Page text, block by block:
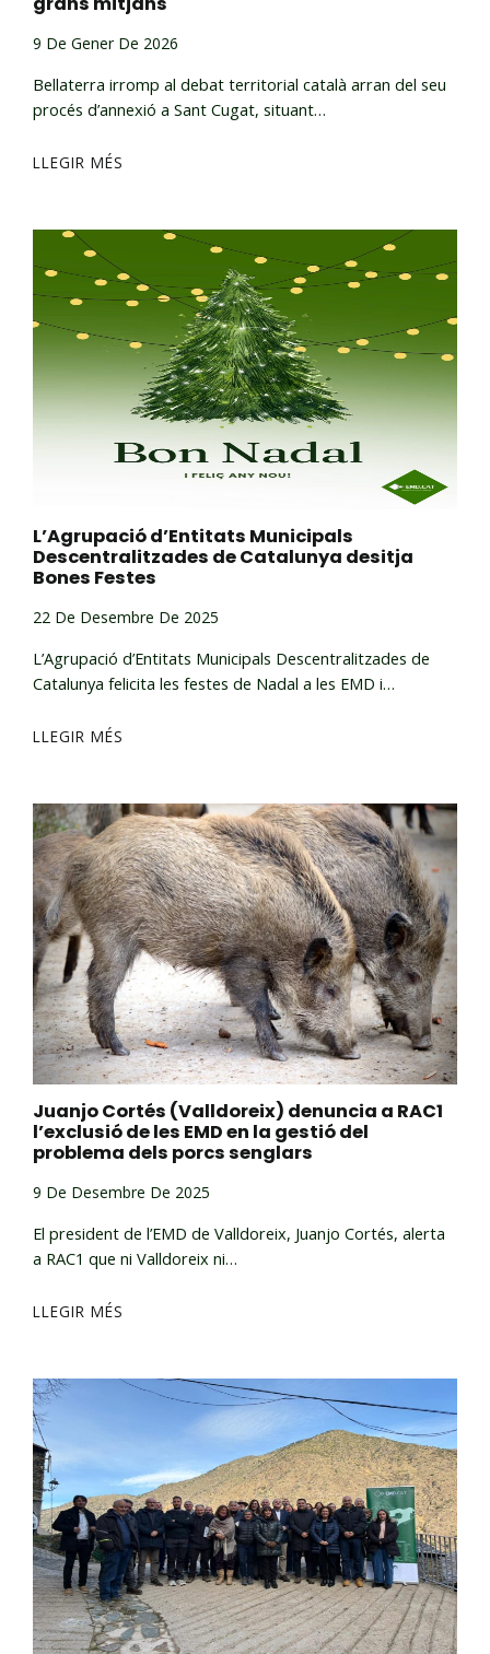
9 De Gener De 2026
Bellaterra irromp al debat territorial català arran del seu
procés d’annexió a Sant Cugat, situant…
LLEGIR MÉS
L’Agrupació d’Entitats Municipals
Descentralitzades de Catalunya desitja
Bones Festes
22 De Desembre De 2025
L’Agrupació d’Entitats Municipals Descentralitzades de
Catalunya felicita les festes de Nadal a les EMD i…
LLEGIR MÉS
Juanjo Cortés (Valldoreix) denuncia a RAC1
l’exclusió de les EMD en la gestió del
problema dels porcs senglars
9 De Desembre De 2025
El president de l’EMD de Valldoreix, Juanjo Cortés, alerta
a RAC1 que ni Valldoreix ni…
LLEGIR MÉS